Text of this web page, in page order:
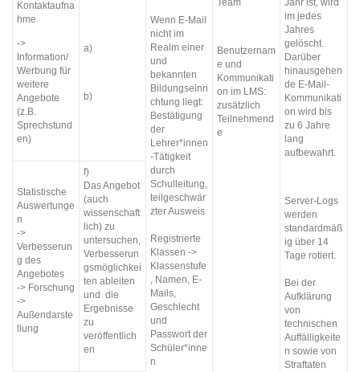
Wenn E-Mail
nicht im
Realm einer
und
bekannten
Bildungseinri
chtung liegt:
Bestätigung
der
Lehrer*innen
-Tätigkeit
durch
Schulleitung,
teilgeschwär
zter Ausweis
Registrierte
Klassen ->
Klassenstufe
, Namen, E-
Mails,
Geschlecht
und
Passwort der
Schüler*inne
n
Benutzernam
e und
Kommunikati
on im LMS:
zusätzlich
Teilnehmend
e
Jahr ist, wird
im jedes
Jahres
gelöscht.
Darüber
hinausgehen
de E-Mail-
Kommunikati
on wird bis
zu 6 Jahre
lang
aufbewahrt.
Server-Logs
werden
standardmäß
ig über 14
Tage rotiert.
Bei der
Aufklärung
von
technischen
Auffälligkeite
n sowie von
Straftaten
Kontaktaufna
hme
->
Information/
Werbung für
weitere
Angebote
(z.B.
Sprechstund
en)
a)
b)
Statistische
Auswertunge
n
->
Verbesserun
g des
Angebotes
-> Forschung
->
Außendarste
llung
f)
Das Angebot
(auch
wissenschaft
lich) zu
untersuchen,
Verbesserun
gsmöglichkei
ten ableiten
und die
Ergebnisse
zu
veröffentlich
en